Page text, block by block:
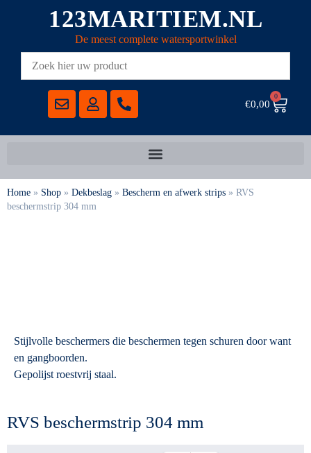
123MARITIEM.NL
De meest complete watersportwinkel
€0,00
0
Home » Shop » Dekbeslag » Bescherm en afwerk strips » RVS
beschermstrip 304 mm
Stijlvolle beschermers die beschermen tegen schuren door want
en gangboorden.
Gepolijst roestvrij staal.
RVS beschermstrip 304 mm